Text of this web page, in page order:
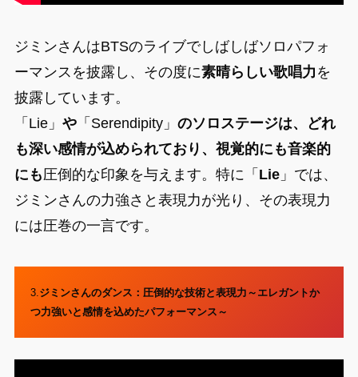
ジミンさんはBTSのライブでしばしばソロパフォ
ーマンスを披露し、その度に素晴らしい歌唱力 を
披露しています。
「Lie」 や「Serendipity」 のソロステージは、どれ
も深い感情が込められており、視覚的にも音楽的
にも圧倒的な印象を与えます。特に「 Lie」では、
ジミンさんの力強さと表現力が光り、その表現力
には圧巻の一言です。
3. ジミンさんのダンス：圧倒的な技術と表現力～エレガントか
つ力強いと感情を込めたパフォーマンス～